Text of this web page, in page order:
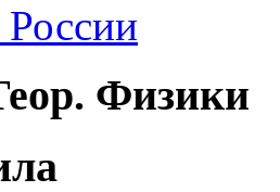
России
Физики